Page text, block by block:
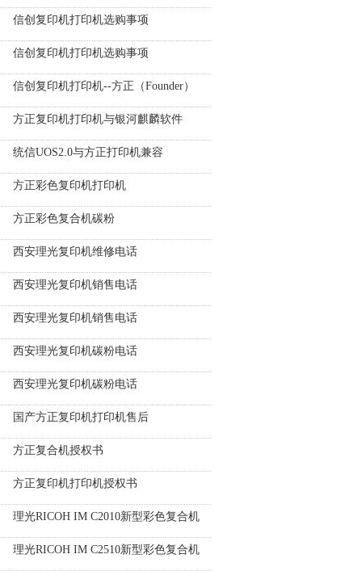
信创复印机打印机选购事项
信创复印机打印机选购事项
信创复印机打印机--方正（Founder）
方正复印机打印机与银河麒麟软件
统信UOS2.0与方正打印机兼容
方正彩色复印机打印机
方正彩色复合机碳粉
西安理光复印机维修电话
西安理光复印机销售电话
西安理光复印机销售电话
西安理光复印机碳粉电话
西安理光复印机碳粉电话
国产方正复印机打印机售后
方正复合机授权书
方正复印机打印机授权书
理光RICOH IM C2010新型彩色复合机
理光RICOH IM C2510新型彩色复合机